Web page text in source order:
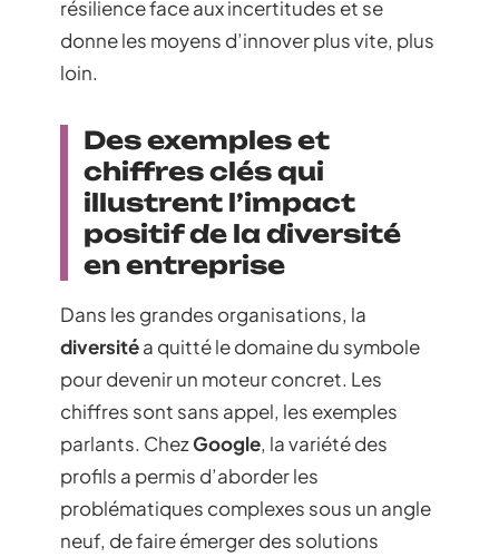
résilience face aux incertitudes et se
donne les moyens d’innover plus vite, plus
loin.
Des exemples et
chiffres clés qui
illustrent l’impact
positif de la diversité
en entreprise
Dans les grandes organisations, la
diversitéa quitté le domaine du symbole
pour devenir un moteur concret. Les
chiffres sont sans appel, les exemples
parlants. ChezGoogle, la variété des
profils a permis d’aborder les
problématiques complexes sous un angle
neuf, de faire émerger des solutions